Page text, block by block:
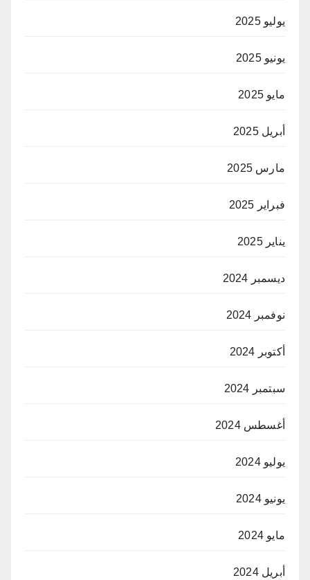
يوليو 2025
يونيو 2025
مايو 2025
أبريل 2025
مارس 2025
فبراير 2025
يناير 2025
ديسمبر 2024
نوفمبر 2024
أكتوبر 2024
سبتمبر 2024
أغسطس 2024
يوليو 2024
يونيو 2024
مايو 2024
أبريل 2024